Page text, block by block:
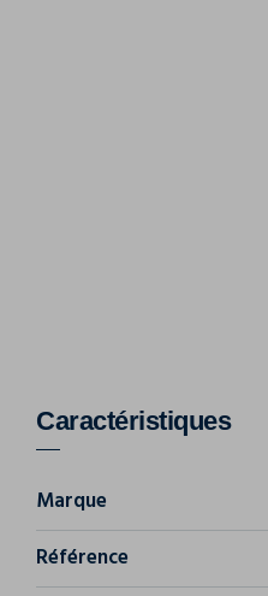
Caractéristiques
Marque
Référence